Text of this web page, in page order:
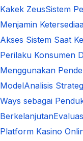
Kakek ZeusSistem
Menjamin
Akses Sistem Saat
Perilaku Konsumen
Menggunakan
ModelAnalisis
Ways sebagai
Berkelanjutan
Platform Kasino